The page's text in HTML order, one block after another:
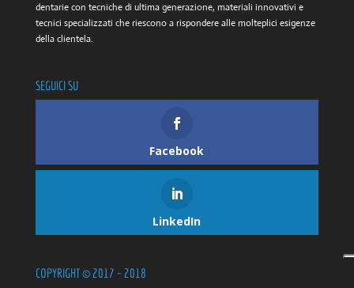
dentarie con tecniche di ultima generazione, materiali innovativi e
tecnici specializzati che riescono a rispondere alle molteplici esigenze
della clientela.
SEGUICI SU
Facebook
LinkedIn
COPYRIGHT © 2017 – 2018